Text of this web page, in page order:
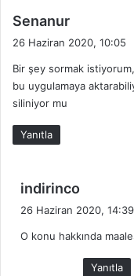
Senanur
i
k
26 Haziran 2020, 10:05
Bir şey sormak
bu uygulamaya
siliniyor mu
Yanıtla
indirinco
i
k
26 Haziran 2020, 14:39
O konu hakkında
Yanıtla